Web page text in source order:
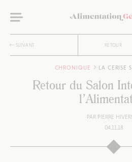
SUIVANT RETOUR
CHRONIQUE LA CERISE
Retour du Salon
PAR PIERRE
04.11.18